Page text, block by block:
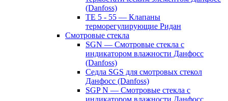
(Danfoss)
TE 5 - 55 — Клапаны
терморегулирующие Ридан
Смотровые стекла
SGN — Смотровые стекла с
индикатором влажности Данфосс
(Danfoss)
Седла SGS для смотровых стекол
Данфосс (Danfoss)
SGP N — Смотровые стекла с
индикатором влажности Данфосс